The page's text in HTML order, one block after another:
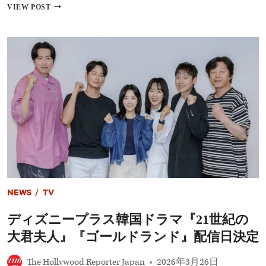
の
ー
ツ
配
信
戦
略
を
強
VIEW POST歴
ィ
ズ
ニ
ー
チ
ャ
ン
ネ
出
身
タ
ま
め
て
紹
│
NEWS / TV
ディズニープラス韓国ドラマ『21世紀の
大君夫人』『ゴールドランド』配信日決定
The Hollywood Reporter Japan 2026年3月26日